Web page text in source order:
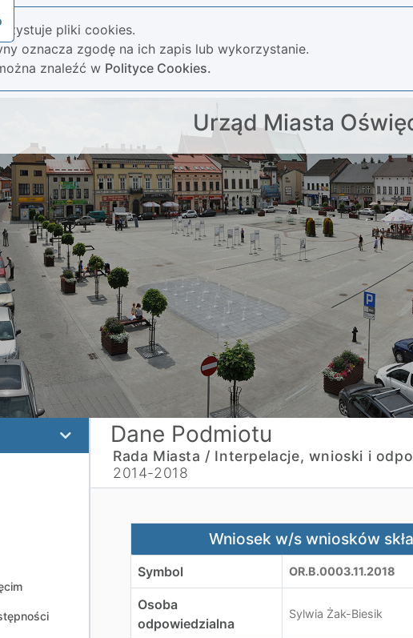
pliki cookies.
oznacza zgodę na ich zapis lub wykorzystanie.
znaleźć w Polityce Cookies.
Urząd Miasta
Dane Podmiotu
Rada Miasta / Interpelacje, wnioski i
2014-2018
Wniosek w/s wniosków składanych na
Wniosek w/s wniosków
Symbol OR.B.0003.11.2018
Osoba
odpowiedzialna
Sylwia Żak-Biesik